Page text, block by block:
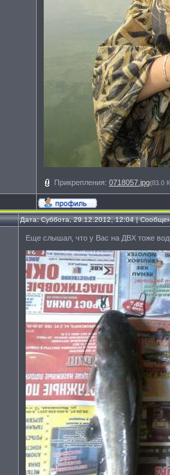
Прикрепления: 0718057.jpg(83.0
Дата: Суббота, 29.12.2012, 12:04 |
Еще слышал, что у Вас на ДВХ тоже